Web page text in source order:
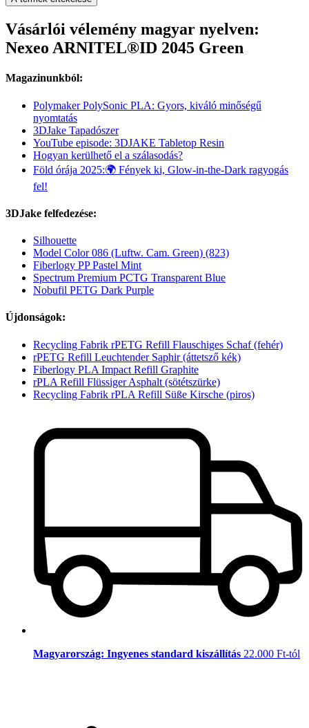
Vásárlói vélemény magyar nyelven:
Nexeo ARNITEL®ID 2045 Green
Magazinunkból:
Polymaker PolySonic PLA: Gyors, kiváló minőségű
nyomtatás
3DJake Tapadószer
YouTube episode: 3DJAKE Tabletop Resin
Hogyan kerülhető el a szálasodás?
Föld órája 2025:🌍 Fények ki, Glow-in-the-Dark ragyogás
fel!
3DJake felfedezése:
Silhouette
Model Color 086 (Luftw. Cam. Green) (823)
Fiberlogy PP Pastel Mint
Spectrum Premium PCTG Transparent Blue
Nobufil PETG Dark Purple
Újdonságok:
Recycling Fabrik rPETG Refill Flauschiges Schaf (fehér)
rPETG Refill Leuchtender Saphir (áttetsző kék)
Fiberlogy PLA Impact Refill Graphite
rPLA Refill Flüssiger Asphalt (sötétszürke)
Recycling Fabrik rPLA Refill Süße Kirsche (piros)
Magyarország: Ingyenes standard kiszállítás 22.000 Ft-tól